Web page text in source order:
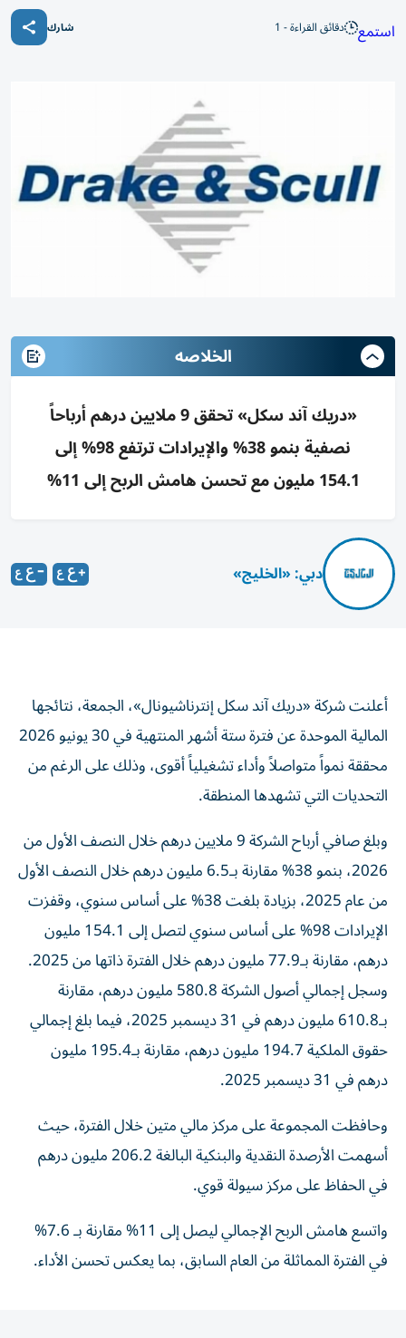
استمع دقائق القراءة - 1 شارك
الخلاصه
«دريك آند سكل» تحقق 9 ملايين درهم أرباحاً
نصفية بنمو 38% والإيرادات ترتفع 98% إلى
154.1 مليون مع تحسن هامش الربح إلى 11%
دبي: «الخليج»
أعلنت شركة «دريك آند سكل إنترناشيونال»، الجمعة، نتائجها
المالية الموحدة عن فترة ستة أشهر المنتهية في 30 يونيو 2026
محققة نمواً متواصلاً وأداء تشغيلياً أقوى، وذلك على الرغم من
التحديات التي تشهدها المنطقة.
وبلغ صافي أرباح الشركة 9 ملايين درهم خلال النصف الأول من
2026، بنمو 38% مقارنة بـ6.5 مليون درهم خلال النصف الأول
من عام 2025، بزيادة بلغت 38% على أساس سنوي، وقفزت
الإيرادات 98% على أساس سنوي لتصل إلى 154.1 مليون
درهم، مقارنة بـ77.9 مليون درهم خلال الفترة ذاتها من 2025.
وسجل إجمالي أصول الشركة 580.8 مليون درهم، مقارنة
بـ610.8 مليون درهم في 31 ديسمبر 2025، فيما بلغ إجمالي
حقوق الملكية 194.7 مليون درهم، مقارنة بـ195.4 مليون
درهم في 31 ديسمبر 2025.
وحافظت المجموعة على مركز مالي متين خلال الفترة، حيث
أسهمت الأرصدة النقدية والبنكية البالغة 206.2 مليون درهم
في الحفاظ على مركز سيولة قوي.
واتسع هامش الربح الإجمالي ليصل إلى 11% مقارنة بـ 7.6%
في الفترة المماثلة من العام السابق، بما يعكس تحسن الأداء.